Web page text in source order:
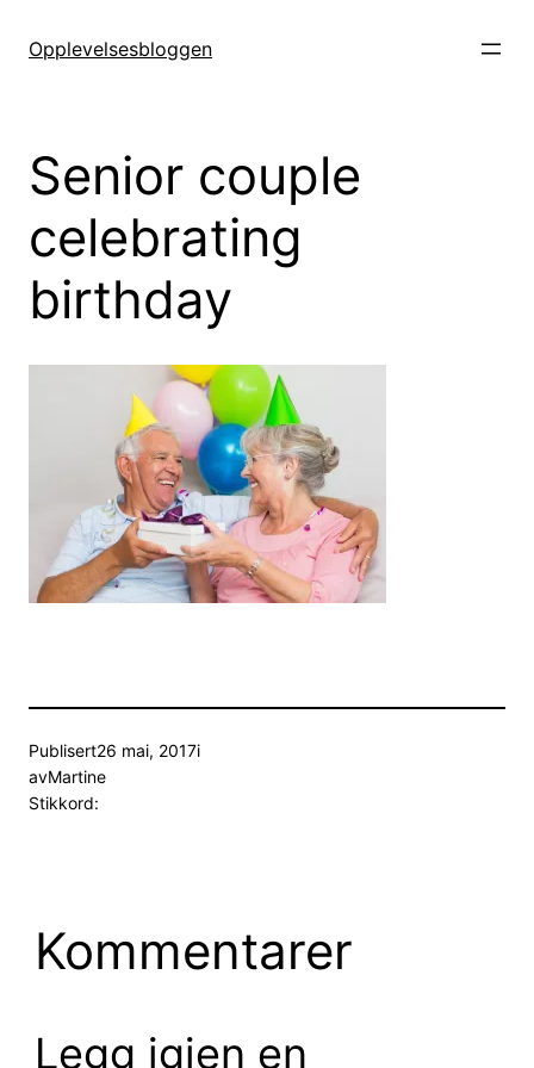
Opplevelsesbloggen
Senior couple
celebrating
birthday
Publisert26 mai, 2017i
avMartine
Stikkord:
Kommentarer
Legg igjen en